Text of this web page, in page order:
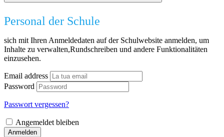
Personal der Schule
sich mit Ihren Anmeldedaten auf der Schulwebsite anmelden, um
Inhalte zu verwalten,Rundschreiben und andere Funktionalitäten
einzusehen.
Email address
Password
Passwort vergessen?
Angemeldet bleiben
Anmelden